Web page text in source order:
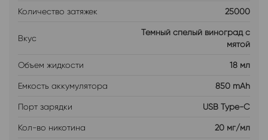
Количество затяжек 25000
Вкус
Темный спелый виноград с
мятой
Объем жидкости 18 мл
Емкость аккумулятора 850 mAh
Порт зарядки USB Type-C
Кол-во никотина 20 мг/мл